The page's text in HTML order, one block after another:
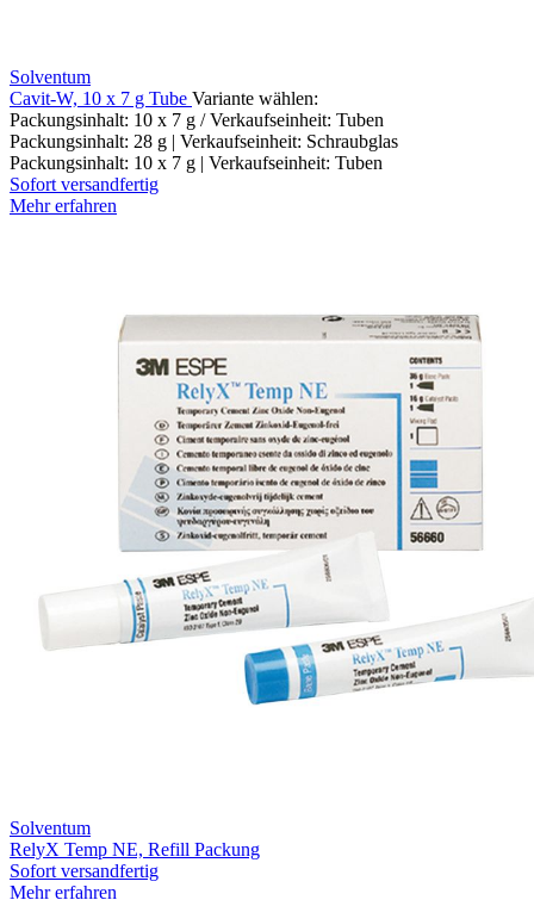
Solventum
Cavit-W, 10 x 7 g Tube Variante wählen:
Packungsinhalt: 10 x 7 g / Verkaufseinheit: Tuben
Packungsinhalt: 28 g | Verkaufseinheit: Schraubglas
Packungsinhalt: 10 x 7 g | Verkaufseinheit: Tuben
Sofort versandfertig
Mehr erfahren
Solventum
RelyX Temp NE, Refill Packung
Sofort versandfertig
Mehr erfahren